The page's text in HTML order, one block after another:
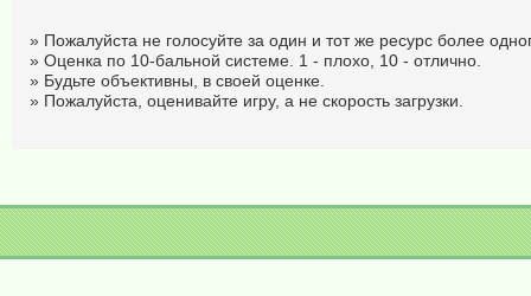
» Пожалуйста не голосуйте за один и тот же ресурс более
» Оценка по 10-бальной системе. 1 - плохо, 10 - отлично.
» Будьте объективны, в своей оценке.
» Пожалуйста, оценивайте игру, а не скорость загрузки.